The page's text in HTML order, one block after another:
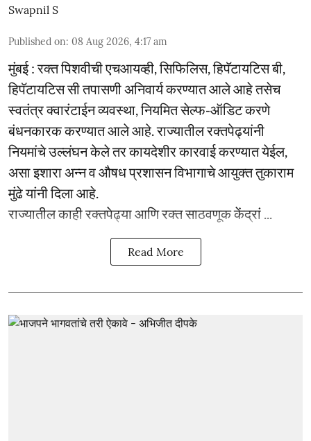
Swapnil S
Published on: 08 Aug 2026, 4:17 am
मुंबई : रक्त पिशवीची एचआयव्ही, सिफिलिस, हिपॅटायटिस बी,
हिपॅटायटिस सी तपासणी अनिवार्य करण्यात आले आहे तसेच
स्वतंत्र क्वारंटाईन व्यवस्था, नियमित सेल्फ-ऑडिट करणे
बंधनकारक करण्यात आले आहे. राज्यातील रक्तपेढ्यांनी
नियमांचे उल्लंघन केले तर कायदेशीर कारवाई करण्यात येईल,
असा इशारा अन्न व औषध प्रशासन विभागाचे आयुक्त तुकाराम
मुंढे यांनी दिला आहे.
राज्यातील काही रक्तपेढ्या आणि रक्त साठवणूक केंद्रां ...
Read More